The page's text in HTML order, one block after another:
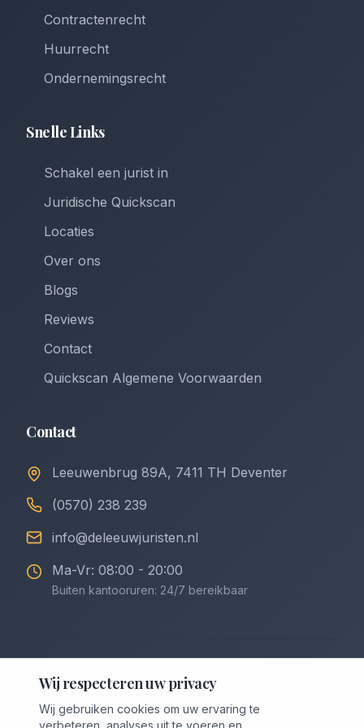
Contractenrecht
Huurrecht
Ondernemingsrecht
Snelle Links
Schakel een jurist in
Juridische Quickscan
Locaties
Over ons
Blogs
Reviews
Contact
Quickscan Algemene Voorwaarden
Contact
Leeuwenbrug 89A, 7411 TH Deventer
(0570) 238 239
info@deleeuwjuristen.nl
Ma-Vr: 08:00 - 20:00
Buiten kantooruren: 24/7 bereikbaar
2026
De Leeuw Incasso & Juristen. Alle rechten
voorbehouden.
Privacybeleid Algemene Voorwaarden
Wij respecteren uw privacy
Wij gebruiken cookies om uw ervaring te
verbeteren, analyses uit te voeren en